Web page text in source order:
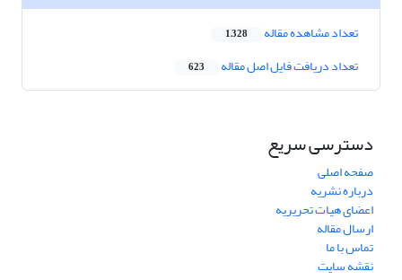
تعداد مشاهده مقاله 1,328
تعداد دریافت فایل اصل مقاله 623
دسترسی سریع
صفحه اصلی
درباره نشریه
اعضای هیات تحریریه
ارسال مقاله
تماس با ما
نقشه سایت